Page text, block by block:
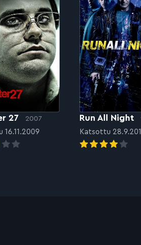
27 2007
16.11.2009
Run All Night
Katsottu